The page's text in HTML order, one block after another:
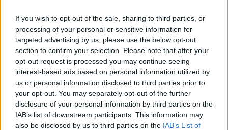
If you wish to opt-out of the sale, sharing to third parties, or
processing of your personal or sensitive information for
targeted advertising by us, please use the below opt-out
section to confirm your selection. Please note that after your
opt-out request is processed you may continue seeing
interest-based ads based on personal information utilized by
us or personal information disclosed to third parties prior to
your opt-out. You may separately opt-out of the further
disclosure of your personal information by third parties on the
IAB’s list of downstream participants. This information may
also be disclosed by us to third parties on the IAB’s List of
Liga dažniausiai prasideda kaip įprastas
apsinuodijimas maistu.
„Iš pradžių mane kamavo labai stiprus
viduriavimas. Vėliau prasidėjo pilvo
skausmai“, – pasakoja ciklosporioze susirgusi
Gretchen Pleuss.